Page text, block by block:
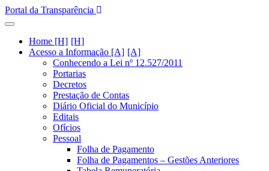
Portal da Transparência
Home [H]
Acesso a Informação [A]
Conhecendo a Lei nº 12.527/2011
Portarias
Decretos
Prestação de Contas
Diário Oficial do Município
Editais
Ofícios
Pessoal
Folha de Pagamento
Folha de Pagamentos – Gestões Anteriores